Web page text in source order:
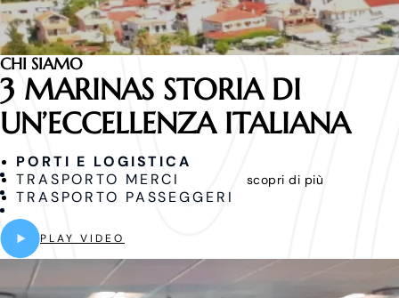
CHI SIAMO
3 MARINAS STORIA DI
UN’ECCELLENZA ITALIANA
PORTI E LOGISTICA
TRASPORTO MERCI
TRASPORTO PASSEGGERI
scopri di più
PLAY VIDEO